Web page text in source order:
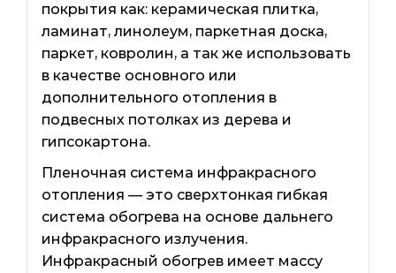
покрытия как: керамическая плитка,
ламинат, линолеум, паркетная доска,
паркет, ковролин, а так же использовать
в качестве основного или
дополнительного отопления в
подвесных потолках из дерева и
гипсокартона.
Пленочная система инфракрасного
отопления — это сверхтонкая гибкая
система обогрева на основе дальнего
инфракрасного излучения.
Инфракрасный обогрев имеет массу